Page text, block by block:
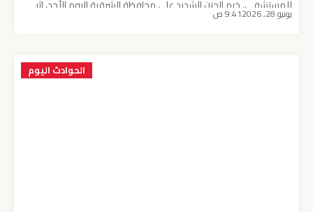
للمستشفى. خيم الحزن الشديد على محافظة الشرقية اليوم الأحد، إثر
وقوع حادثة مفجعة تزامنت مع انطلاق امتحانات المواد الأساسية
يونيو 28, 2026 9:41 ص
الحوادث اليوم